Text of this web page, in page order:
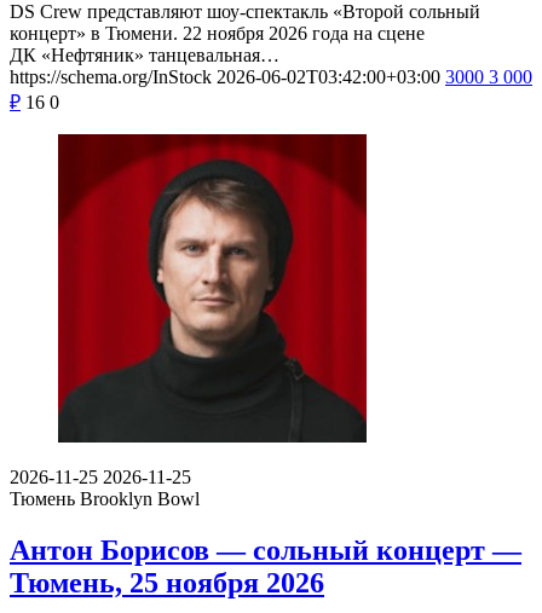
DS Crew представляют шоу-спектакль «Второй сольный
концерт» в Тюмени. 22 ноября 2026 года на сцене
ДК «Нефтяник» танцевальная…
https://schema.org/InStock 2026-06-02T03:42:00+03:00 3000 3 000
₽ 16 0
2026-11-25 2026-11-25
Тюмень Brooklyn Bowl
Антон Борисов — сольный концерт —
Тюмень, 25 ноября 2026